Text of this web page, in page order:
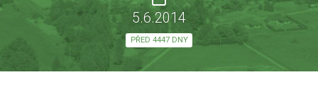
5.6.2014
PŘED 4447 DNY